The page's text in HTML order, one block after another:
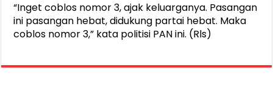
“Inget coblos nomor 3, ajak keluarganya. Pasangan
ini pasangan hebat, didukung partai hebat. Maka
coblos nomor 3,” kata politisi PAN ini. (Rls)